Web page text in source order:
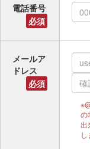
電話番号
必須
メールア
ドレス
必須
の
出
し